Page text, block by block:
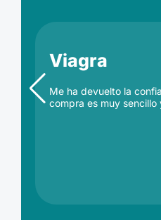
Viagra
Me ha devuelto la
compra es muy sencillo